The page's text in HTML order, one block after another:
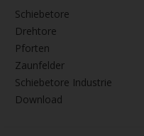
Schiebetore
Drehtore
Pforten
Zaunfelder
Schiebetore Industrie
Download